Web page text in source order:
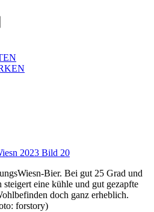
Bier. Bei gut 25 Grad und
steigert eine kühle und gut gezapfte
doch ganz erheblich.
forstory)